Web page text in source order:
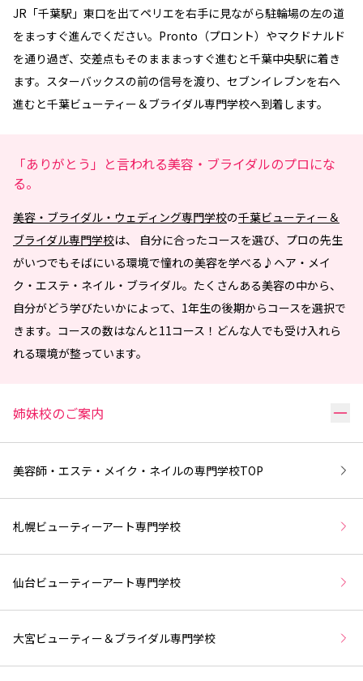
JR「千葉駅」東口を出てペリエを右手に見ながら駐輪場の左の道
をまっすぐ進んでください。Pronto（プロント）やマクドナルド
を通り過ぎ、交差点もそのまままっすぐ進むと千葉中央駅に着き
ます。スターバックスの前の信号を渡り、セブンイレブンを右へ
進むと千葉ビューティー＆ブライダル専門学校へ到着します。
「ありがとう」と言われる美容・ブライダルのプロにな
る。
美容・ブライダル・ウェディング専門学校の千葉ビューティー＆
ブライダル専門学校は、 自分に合ったコースを選び、プロの先生
がいつでもそばにいる環境で憧れの美容を学べる♪ヘア・メイ
ク・エステ・ネイル・ブライダル。たくさんある美容の中から、
自分がどう学びたいかによって、1年生の後期からコースを選択で
きます。コースの数はなんと11コース！どんな人でも受け入れら
れる環境が整っています。
姉妹校のご案内 リ
美容師・エステ・メイク・ネイルの専門学校TOP
札幌ビューティーアート専門学校
仙台ビューティーアート専門学校
大宮ビューティー＆ブライダル専門学校